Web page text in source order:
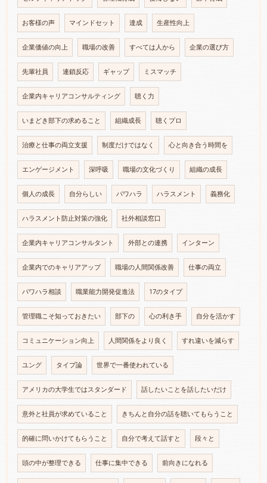
お客様の声 マインドセット 達成 生産性向上
企業価値の向上 職場の改善 すべては人から 企業の選び方
先輩社員 連鎖反応 ギャップ ミスマッチ
企業内キャリアコンサルティング 聴く力
いまどき部下の求めること 組織成長 聴くプロ
治療と仕事の両立支援 制度だけではなく 心と向き合う時間を
エンゲージメント 深呼吸 職場の文化づくり 組織の成長
個人の成長 自分らしい パワハラ ハラスメント 義務化
ハラスメント防止対策の強化 社外相談窓口
企業内キャリアコンサルタント 外部との連携 インターン
企業内でのキャリアアップ 職場の人間関係改善 仕事の両立
パワハラ相談 職業能力開発促進法 17のタイプ
管理職こそ知っておきたい 部下の 心の利き手 自分を活かす
コミュニケーション向上 人間関係をより良く すれ違いを減らす
ユング タイプ論 世界で一番使われている
アメリカの大学生ではスタンダード 話したいことを話したいだけ
意外と社員が求めていること きちんと自分の話を聴いてもらうこと
的確に問いかけてもらうこと 自分で考えて話すと 段々と
頭の中が整理できる 仕事に集中できる 前向きになれる